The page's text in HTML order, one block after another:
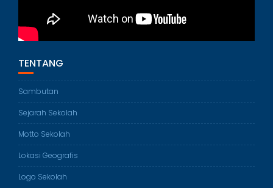
TENTANG
Sambutan
Sejarah Sekolah
Motto Sekolah
Lokasi Geografis
Logo Sekolah